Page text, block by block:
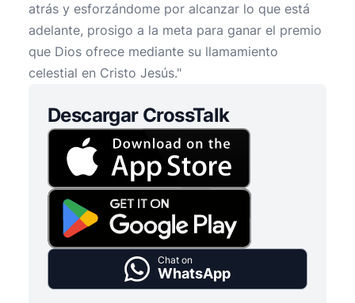
atrás y esforzándome por alcanzar lo que está
adelante, prosigo a la meta para ganar el premio
que Dios ofrece mediante su llamamiento
celestial en Cristo Jesús."
Descargar CrossTalk
Chat on
WhatsApp